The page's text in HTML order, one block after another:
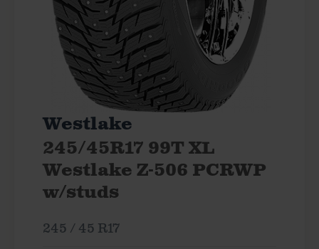
Westlake
245/45R17 99T XL
Westlake Z-506 PCRWP
w/studs
245 / 45 R17